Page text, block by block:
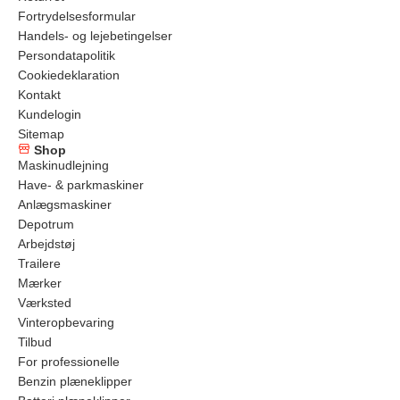
Fortrydelsesformular
Handels- og lejebetingelser
Persondatapolitik
Cookiedeklaration
Kontakt
Kundelogin
Sitemap
Shop
Maskinudlejning
Have- & parkmaskiner
Anlægsmaskiner
Depotrum
Arbejdstøj
Trailere
Mærker
Værksted
Vinteropbevaring
Tilbud
For professionelle
Benzin plæneklipper